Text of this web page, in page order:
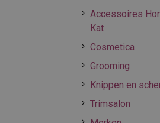
Accessoires
Kat
Cosmetica
Grooming
Knippen en
Trimsalon